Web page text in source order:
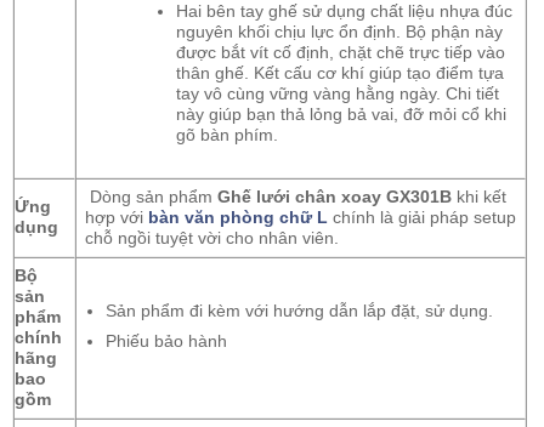
Hai bên tay ghế sử dụng chất liệu nhựa đúc
nguyên khối chịu lực ổn định. Bộ phận này
được bắt vít cố định, chặt chẽ trực tiếp vào
thân ghế. Kết cấu cơ khí giúp tạo điểm tựa
tay vô cùng vững vàng hằng ngày. Chi tiết
này giúp bạn thả lỏng bả vai, đỡ mỏi cổ khi
gõ bàn phím.
Ứng
dụng
Dòng sản phẩm Ghế lưới chân xoay GX301B khi kết
hợp với bàn văn phòng chữ Lchính là giải pháp setup
chỗ ngồi tuyệt vời cho nhân viên.
Bộ
sản
phẩm
chính
hãng
bao
gồm
Sản phẩm đi kèm với hướng dẫn lắp đặt, sử dụng.
Phiếu bảo hành